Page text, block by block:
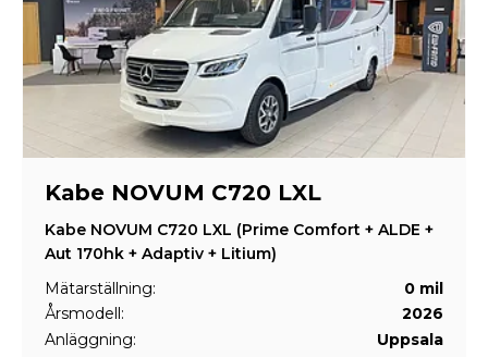
Kabe NOVUM C720 LXL
Kabe NOVUM C720 LXL (Prime Comfort + ALDE +
Aut 170hk + Adaptiv + Litium)
Mätarställning:
0 mil
Årsmodell:
2026
Anläggning:
Uppsala